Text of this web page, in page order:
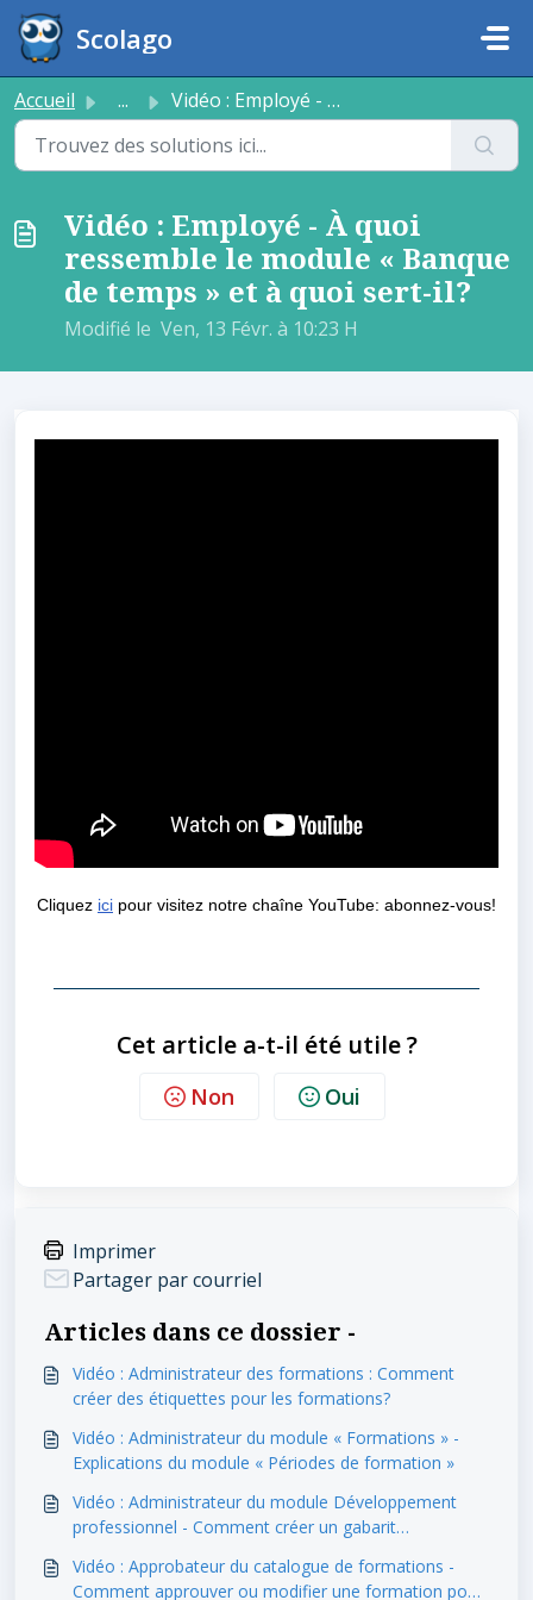
Passer au contenu principal
Scolago
Accueil ... Vidéo : Employé - À quoi ressemble le module « Banque de ...
Vidéo : Employé - À quoi
ressemble le module « Banque
de temps » et à quoi sert-il?
Modifié le Ven, 13 Févr. à 10:23 H
Cliquez ici pour visitez notre chaîne YouTube: abonnez-vous!
Cet article a-t-il été utile ?
Non Oui
Imprimer
Partager par courriel
Articles dans ce dossier -
Vidéo : Administrateur des formations : Comment
créer des étiquettes pour les formations?
Vidéo : Administrateur du module « Formations » -
Explications du module « Périodes de formation »
Vidéo : Administrateur du module Développement
professionnel - Comment créer un gabarit
Vidéo : Approbateur du catalogue de formations -
Comment approuver ou modifier une formation pour